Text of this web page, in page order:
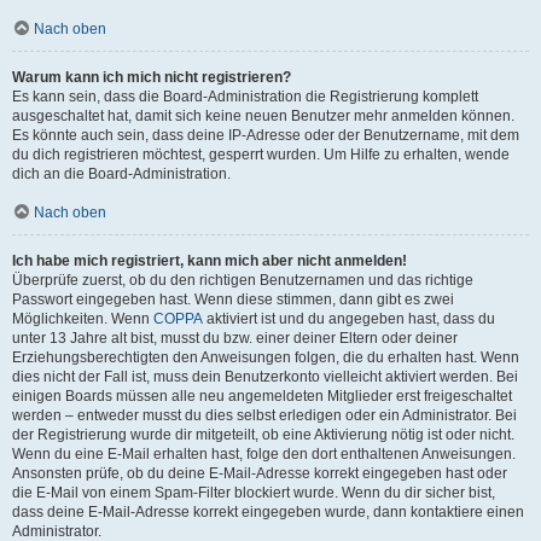
Nach oben
Warum kann ich mich nicht registrieren?
Es kann sein, dass die Board-Administration die Registrierung komplett
ausgeschaltet hat, damit sich keine neuen Benutzer mehr anmelden können.
Es könnte auch sein, dass deine IP-Adresse oder der Benutzername, mit dem
du dich registrieren möchtest, gesperrt wurden. Um Hilfe zu erhalten, wende
dich an die Board-Administration.
Nach oben
Ich habe mich registriert, kann mich aber nicht anmelden!
Überprüfe zuerst, ob du den richtigen Benutzernamen und das richtige
Passwort eingegeben hast. Wenn diese stimmen, dann gibt es zwei
Möglichkeiten. Wenn COPPA aktiviert ist und du angegeben hast, dass du
unter 13 Jahre alt bist, musst du bzw. einer deiner Eltern oder deiner
Erziehungsberechtigten den Anweisungen folgen, die du erhalten hast. Wenn
dies nicht der Fall ist, muss dein Benutzerkonto vielleicht aktiviert werden. Bei
einigen Boards müssen alle neu angemeldeten Mitglieder erst freigeschaltet
werden – entweder musst du dies selbst erledigen oder ein Administrator. Bei
der Registrierung wurde dir mitgeteilt, ob eine Aktivierung nötig ist oder nicht.
Wenn du eine E-Mail erhalten hast, folge den dort enthaltenen Anweisungen.
Ansonsten prüfe, ob du deine E-Mail-Adresse korrekt eingegeben hast oder
die E-Mail von einem Spam-Filter blockiert wurde. Wenn du dir sicher bist,
dass deine E-Mail-Adresse korrekt eingegeben wurde, dann kontaktiere einen
Administrator.